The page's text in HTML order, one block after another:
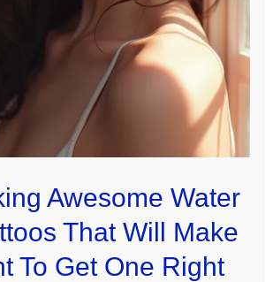
Awesome Water
That Will Make
To Get One Right